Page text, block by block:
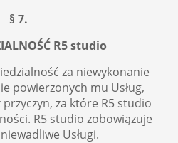
§ 7.
R5 studio
za niewykonanie
powierzonych mu Usług,
za które R5 studio
R5 studio zobowiązuje
Usługi.